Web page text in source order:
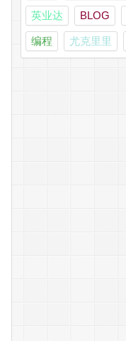
英业达 BLOG
编程 尤克里里